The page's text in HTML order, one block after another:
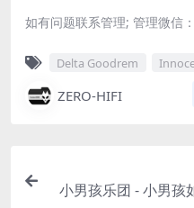
如有问题联系管理; 管理微信
Delta Goodrem
ZERO-HIFI
小男孩乐团 - 小男孩